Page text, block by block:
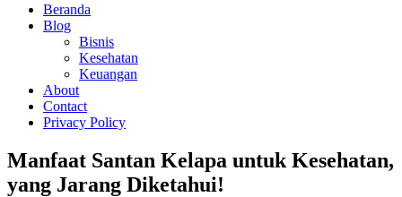
Beranda
Blog
Bisnis
Kesehatan
Keuangan
About
Contact
Privacy Policy
Manfaat Santan Kelapa untuk Kesehatan,
yang Jarang Diketahui!